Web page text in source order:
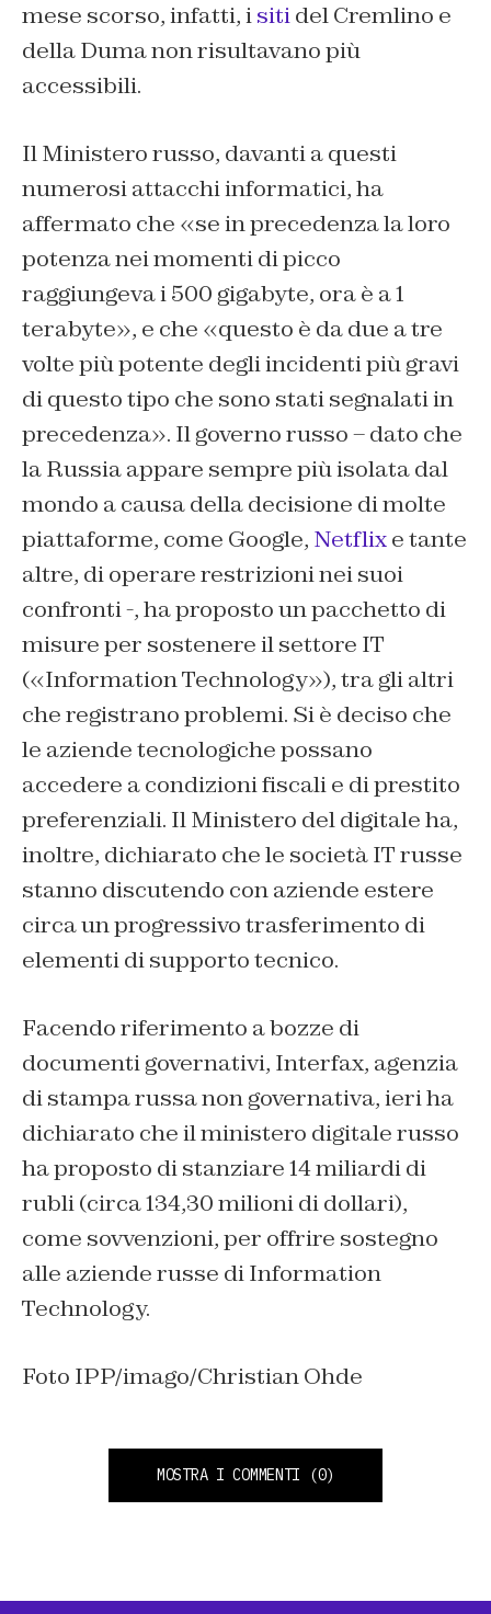
mese scorso, infatti, isitidel Cremlino e
della Duma non risultavano più
accessibili.
Il Ministero russo, davanti a questi
numerosi attacchi informatici, ha
affermato che «se in precedenza la loro
potenza nei momenti di picco
raggiungeva i 500 gigabyte, ora è a 1
terabyte», e che «questo è da due a tre
volte più potente degli incidenti più gravi
di questo tipo che sono stati segnalati in
precedenza». Il governo russo – dato che
la Russia appare sempre più isolata dal
mondo a causa della decisione di molte
piattaforme, come Google, Netflixe tante
altre, di operare restrizioni nei suoi
confronti -,ha proposto un pacchetto di
misure per sostenere il settore IT
(«Information Technology»), tra gli altri
che registrano problemi. Si è deciso che
le aziende tecnologiche possano
accedere a condizioni fiscali e di prestito
preferenziali. Il Ministero del digitale ha,
inoltre, dichiarato che le società IT russe
stanno discutendo con aziende estere
circa un progressivo trasferimento di
elementi di supporto tecnico.
Facendo riferimento a bozze di
documenti governativi, Interfax, agenzia
di stampa russa non governativa, ieri ha
dichiarato che il ministero digitale russo
ha proposto di stanziare 14 miliardi di
rubli (circa 134,30 milioni di dollari),
come sovvenzioni, per offrire sostegno
alle aziende russe di Information
Technology.
Foto IPP/imago/Christian Ohde
MOSTRA I COMMENTI (0)